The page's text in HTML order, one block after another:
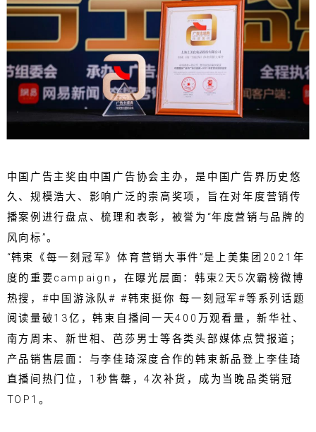
中国广告主奖由中国广告协会主办，是中国广告界历史悠
久、规模浩大、影响广泛的崇高奖项，旨在对年度营销传
播案例进行盘点、梳理和表彰，被誉为“年度营销与品牌的
风向标”。
“韩束《每一刻冠军》体育营销大事件”是上美集团2021年
度的重要campaign，在曝光层面：韩束2天5次霸榜微博
热搜，#中国游泳队# #韩束挺你 每一刻冠军#等系列话题
阅读量破13亿，韩束自播间一天400万观看量，新华社、
南方周末、新世相、芭莎男士等各类头部媒体点赞报道；
产品销售层面：与李佳琦深度合作的韩束新品登上李佳琦
直播间热门位，1秒售罄，4次补货，成为当晚品类销冠
TOP1。